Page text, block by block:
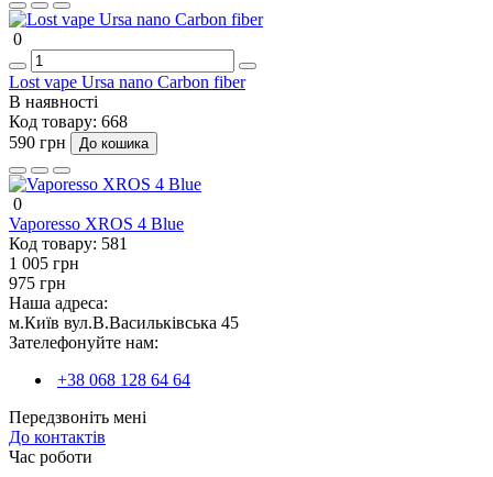
0
Lost vape Ursa nano Carbon fiber
В наявності
Код товару: 668
590 грн
До кошика
0
Vaporesso XROS 4 Blue
Код товару: 581
1 005 грн
975 грн
Наша адреса:
м.Київ вул.В.Васильківська 45
Зателефонуйте нам:
+38 068 128 64 64
Передзвоніть мені
До контактів
Час роботи